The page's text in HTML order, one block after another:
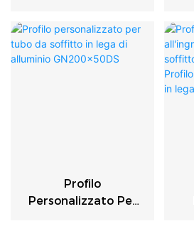
Del Soffitto In Lega
Di Alluminio Profilo In
Alluminio Del Soffitto
Profilo
Personalizzato Per